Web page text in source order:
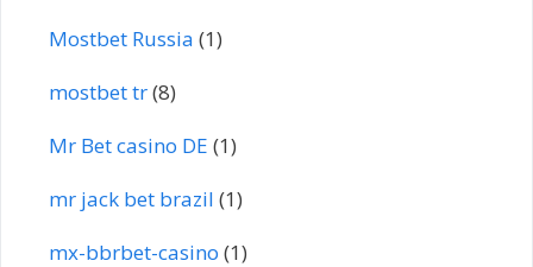
Mostbet Russia (1)
mostbet tr(8)
Mr Bet casino DE (1)
mr jack bet brazil (1)
mx-bbrbet-casino (1)